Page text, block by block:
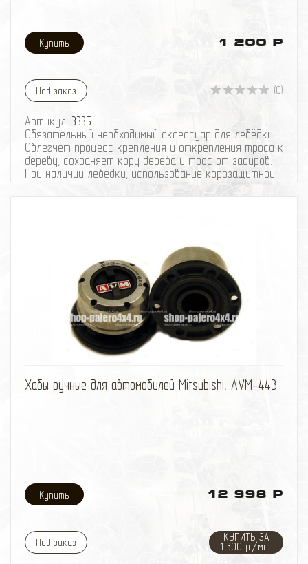
1 200 Р
Под заказ (0)
Артикул: 3335
Обязательный необходимый аксессуар для лебёдки.
Облегчет процесс крепления и открепления троса к
дереву, сохраняет кору дерева и трос от задиров.
При наличии лебедки, использование корозащитной
стропы является строго обязательным условием.
Номинальная нагрузка - 3000 кг.
Хабы ручные для автомобилей Mitsubishi, AVM-443
12 998 Р
Под заказ
КУПИТЬ ЗА
1 300 р./мес